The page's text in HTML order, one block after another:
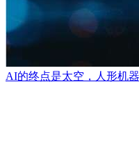
AI的终点是太空，人形机